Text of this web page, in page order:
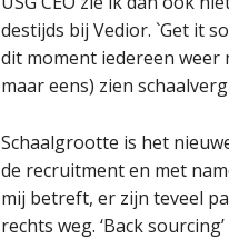
destijds bij Vedior. `Get it
dit moment iedereen weer
maar eens) zien
Schaalgrootte is het
de recruitment en met
mij betreft, er zijn teveel
rechts weg. ‘Back